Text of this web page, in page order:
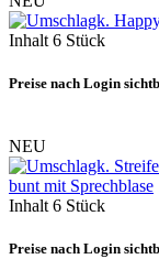
Inhalt 6 Stück
Preise nach Login
NEU
bunt mit Sprechblase
Inhalt 6 Stück
Preise nach Login